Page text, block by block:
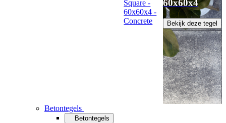
Square -
60x60x4 -
Concrete
60x60x4
Bekijk deze tegel
Betontegels
Betontegels